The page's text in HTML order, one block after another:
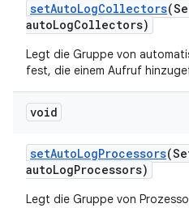
setAutoLogCollectors
autoLogCollectors)
Legt die Gruppe von
fest, die einem Aufruf
void
setAutoLogProcessors
autoLogProcessors)
Legt die Gruppe von